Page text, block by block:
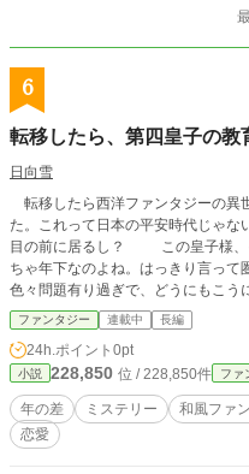
6
転移したら、第四皇子の教
日向雪
転移したら西洋ファンタジーの
た。これって日本の平安時代じゃな
目の前に居るし？ この皇子様、
ちゃ年下なのよね。はっきり言って圏外？ いや犯
色々問題有り過ぎで、どうにもこう
延びていかないと……。 そういえ
んだって……。 あらやだ、なんだ
くないし、あまり関係なさそうだ
と不吉な事件に巻き込まれて……。
ファンタジー 連載中 長編
24h.ポイント 0pt
小説 228,850 位 / 228,850件 ファ
年の差 ミステリー 和風ファ
恋愛